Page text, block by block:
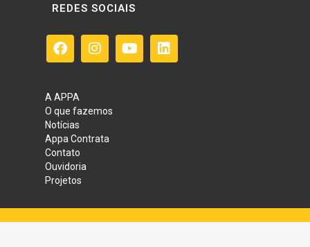
REDES SOCIAIS
A APPA
O que fazemos
Notícias
Appa Contrata
Contato
Ouvidoria
Projetos